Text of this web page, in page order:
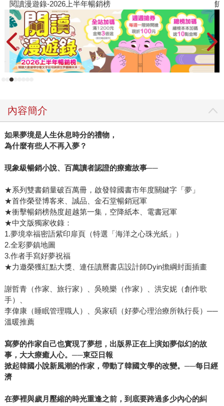
閱讀漫遊錄-2026上半年暢銷榜 飢
內容簡介
如果夢境是人生休息時分的禮物，
為什麼有些人不再入夢？
現象級暢銷小說、百萬讀者認證的療癒故事──
★系列雙書銷量破百萬冊，啟發韓國書市年度關鍵字「夢」
★首作榮登博客來、誠品、金石堂暢銷冠軍
★衝擊暢銷榜熱度超越第一集，空降紙本、電書冠軍
★中文版獨家收錄：
1.夢境幸福密語紫印扉頁（特選「海洋之心珠光紙」）
2.全彩夢鎮地圖
3.作者手寫好夢祝福
★力邀榮獲紅點大獎、連任讀曆書店設計師Dyin擔綱封面插畫
謝哲青（作家、旅行家）、吳曉樂（作家）、洪安妮（創作歌
手）、
李偉康（睡眠管理職人）、吳家碩（好夢心理治療所執行長）──
溫暖推薦
寫夢的作家自己也實現了夢想，出版界正在上演如夢似幻的故
事，大大療癒人心。──東亞日報
掀起韓國小說新風潮的作家，帶動了韓國文學的改變。──每日經
濟
在夢裡與歲月壓縮的時光重逢之前，到底要跨過多少內心的糾